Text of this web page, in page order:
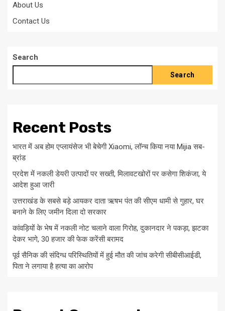
About Us
Contact Us
Search
Search
Recent Posts
भारत में अब होम एप्लायंसेज भी बेचेगी Xiaomi, लॉन्च किया नया Mijia सब-
ब्रांड
प्रदेश में नकली डेयरी उत्पादों पर सख्ती, मिलावटखोरों पर कसेगा शिकंजा, ये
आदेश हुआ जारी
उत्तराखंड के सबसे बड़े आयकर दाता ऋषभ पंत की सीएम धामी से गुहार, घर
बनाने के लिए जमीन दिला दो सरकार
कांवड़ियों के भेष में नकली नोट चलाने वाला गिरोह, दुकानदार ने पकड़ा, झटका
देकर भागे, 30 हजार की फेक करेंसी बरामद
पूर्व सैनिक की संदिग्ध परिस्थितियों में हुई मौत की जांच करेगी सीबीसीआईडी,
पिता ने लगाया है हत्या का आरोप